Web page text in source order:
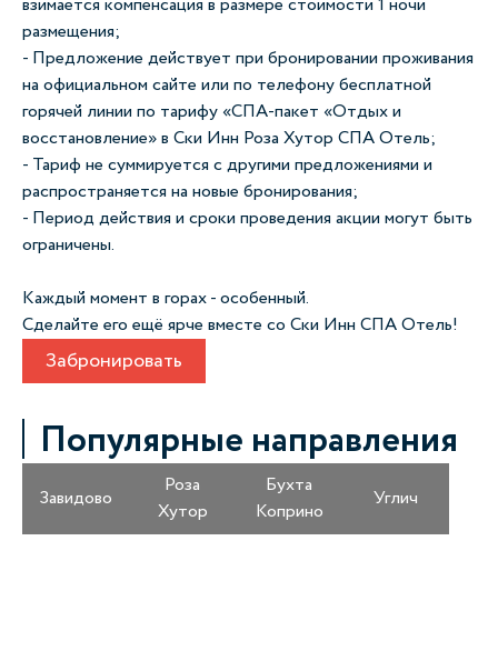
размещения;
- Предложение действует при бронировании проживания
на официальном сайте или по телефону бесплатной
горячей линии по тарифу «СПА-пакет «Отдых и
восстановление» в Ски Инн Роза Хутор СПА Отель;
- Тариф не суммируется с другими предложениями и
распространяется на новые бронирования;
- Период действия и сроки проведения акции могут быть
ограничены.
Каждый момент в горах - особенный.
Сделайте его ещё ярче вместе со Ски Инн СПА Отель!
Забронировать
Популярные направления
Завидово
Роза
Хутор
Бухта
Коприно
Углич